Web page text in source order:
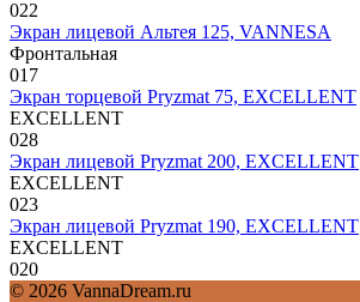
022
Экран лицевой Альтея 125, VANNESA
Фронтальная
017
Экран торцевой Pryzmat 75, EXCELLENT
EXCELLENT
028
Экран лицевой Pryzmat 200, EXCELLENT
EXCELLENT
023
Экран лицевой Pryzmat 190, EXCELLENT
EXCELLENT
020
© 2026 VannaDream.ru